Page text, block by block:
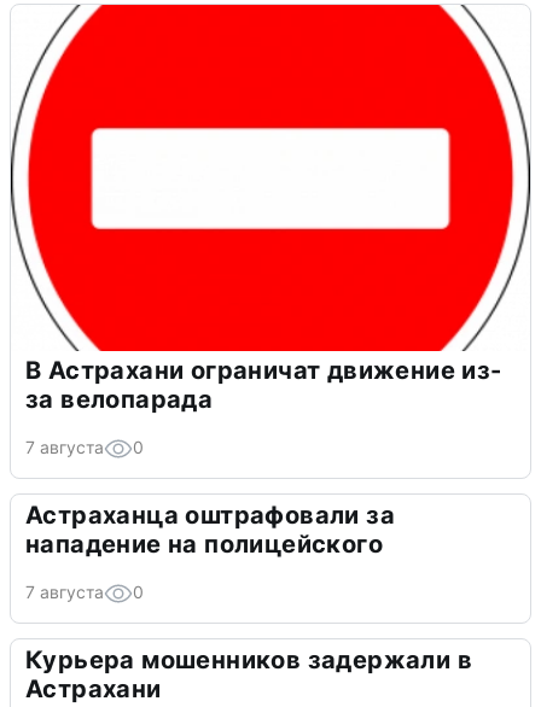
В Астрахани ограничат движение из-
за велопарада
7 августа 0
Астраханца оштрафовали за
нападение на полицейского
7 августа 0
Курьера мошенников задержали в
Астрахани